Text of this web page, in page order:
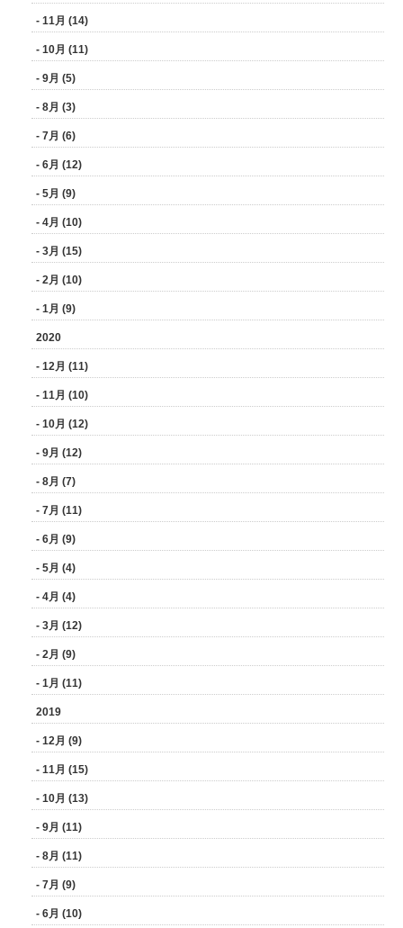
- 11月 (14)
- 10月 (11)
- 9月 (5)
- 8月 (3)
- 7月 (6)
- 6月 (12)
- 5月 (9)
- 4月 (10)
- 3月 (15)
- 2月 (10)
- 1月 (9)
2020
- 12月 (11)
- 11月 (10)
- 10月 (12)
- 9月 (12)
- 8月 (7)
- 7月 (11)
- 6月 (9)
- 5月 (4)
- 4月 (4)
- 3月 (12)
- 2月 (9)
- 1月 (11)
2019
- 12月 (9)
- 11月 (15)
- 10月 (13)
- 9月 (11)
- 8月 (11)
- 7月 (9)
- 6月 (10)